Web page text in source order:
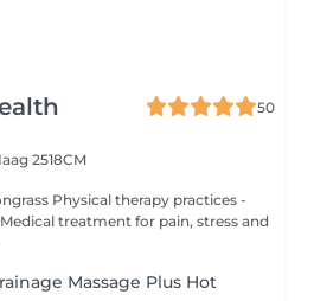
50
2518CM
practices -
treatment for pain, stress and
Massage Plus Hot